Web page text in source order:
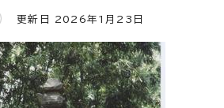
更新日 2026年1月23日